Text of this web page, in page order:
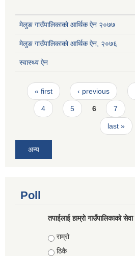
मेलुङ गाउँपालिकाको आर्थिक ऐन २०७७
मेलुङ गाउँपालिकाको आर्थिक ऐन, २०७६
स्वास्थ्य ऐन
Pages
« first ‹ previous
4 5 6 7
last »
अन्य
Poll
तपाईलाई हाम्राे गाउँपालिकाको
Choices
राम्रो
ठिकै